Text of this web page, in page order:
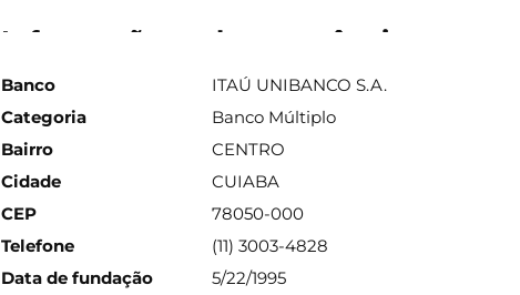
Informações sobre a agência
Banco
ITAÚ UNIBANCO S.A.
Categoria
Banco Múltiplo
Bairro
CENTRO
Cidade
CUIABA
CEP
78050-000
Telefone
(11) 3003-4828
Data de fundação
5/22/1995